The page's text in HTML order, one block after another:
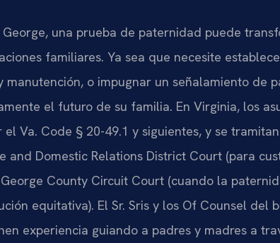
una prueba de paternidad puede
familiares. Ya sea que necesite
manutención, o impugnar un señalamiento de
el futuro de su familia. En Virginia, los
Va. Code § 20-49.1 y siguientes, y se
and Domestic Relations District Court (para
County Circuit Court (cuando la
equitativa). El Sr. Sris y los Of Counsel del
experiencia guiando a padres y madres a